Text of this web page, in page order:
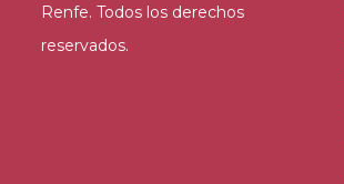
Renfe. Todos los derechos
reservados.